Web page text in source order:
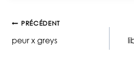
Navigation
PRÉCÉDENT
peur x greys